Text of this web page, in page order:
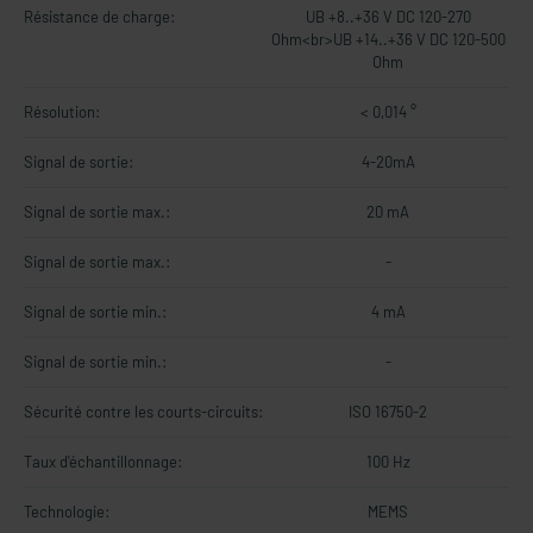
Résistance de charge:
UB +8..+36 V DC 120-270
Ohm<br>UB +14..+36 V DC 120-500
Ohm
Résolution: < 0,014 °
Signal de sortie: 4-20mA
Signal de sortie max.: 20 mA
Signal de sortie max.: -
Signal de sortie min.: 4 mA
Signal de sortie min.: -
Sécurité contre les courts-circuits: ISO 16750-2
Taux d'échantillonnage: 100 Hz
Technologie: MEMS